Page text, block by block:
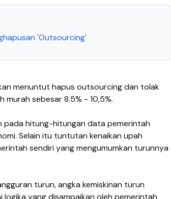
'Outsourcing'
menuntut hapus outsourcing dan tolak
murah sebesar 8.5% - 10,5%.
pada hitung-hitungan data pemerintah
Selain itu tuntutan kenaikan upah
sendiri yang mengumumkan turunnya
turun, angka kemiskinan turun
logika yang disampaikan oleh pemerintah